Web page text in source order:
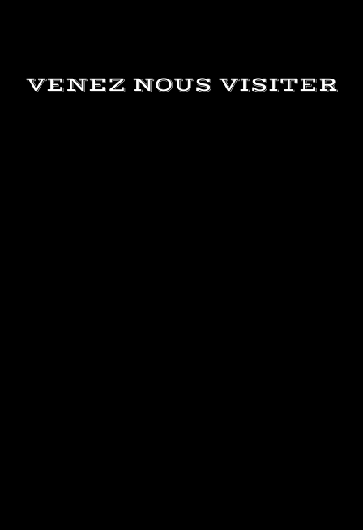
VENEZ NOUS VISITER